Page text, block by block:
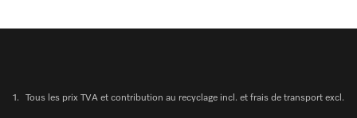
1. Tous les prix TVA et contribution au recyclage incl. et frais de transport excl.